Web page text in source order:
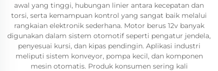
awal yang tinggi, hubungan linier antara kecepatan dan
torsi, serta kemampuan kontrol yang sangat baik melalui
rangkaian elektronik sederhana. Motor berus 12v banyak
digunakan dalam sistem otomotif seperti pengatur jendela,
penyesuai kursi, dan kipas pendingin. Aplikasi industri
meliputi sistem konveyor, pompa kecil, dan komponen
mesin otomatis. Produk konsumen sering kali